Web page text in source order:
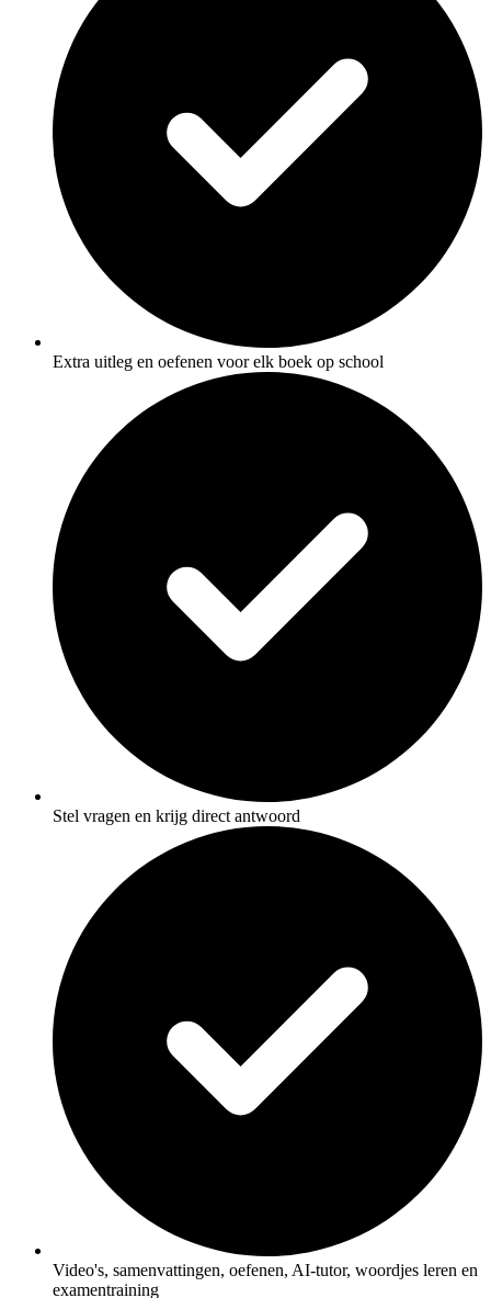
Extra uitleg en oefenen voor elk boek op school
Stel vragen en krijg direct antwoord
Video's, samenvattingen, oefenen, AI-tutor, woordjes leren en
examentraining